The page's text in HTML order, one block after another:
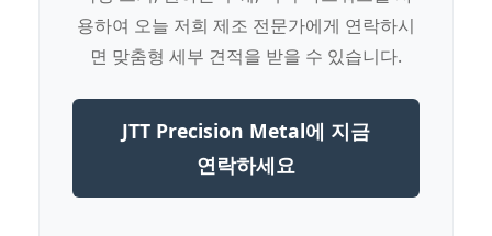
용하여 오늘 저희 제조 전문가에게 연락하시
면 맞춤형 세부 견적을 받을 수 있습니다.
JTT Precision Metal에 지금
연락하세요